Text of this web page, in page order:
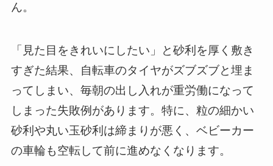
ん。
「見た目をきれいにしたい」と砂利を厚く敷き
すぎた結果、自転車のタイヤがズブズブと埋ま
ってしまい、毎朝の出し入れが重労働になって
しまった失敗例があります。特に、粒の細かい
砂利や丸い玉砂利は締まりが悪く、ベビーカー
の車輪も空転して前に進めなくなります。